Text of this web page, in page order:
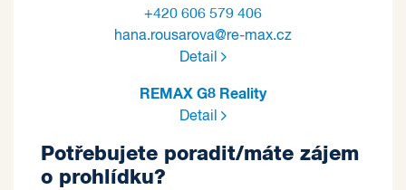
+420 606 579 406
hana.rousarova@re-max.cz
Detail
REMAX G8 Reality
Detail
Potřebujete poradit/máte zájem
o prohlídku?